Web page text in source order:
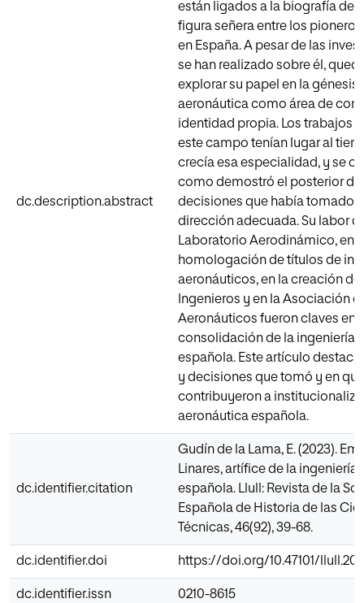
dc.description.abstract
están ligados a la biografía de
figura señera entre los
en España. A pesar de las
se han realizado sobre él,
explorar su papel en la génesis
aeronáutica como área de
identidad propia. Los trabajos
este campo tenían lugar al
crecía esa especialidad, y se
como demostró el posterior
decisiones que había
dirección adecuada. Su labor
Laboratorio Aerodinámico, en
homologación de títulos de
aeronáuticos, en la creación de
Ingenieros y en la Asociación
Aeronáuticos fueron claves en
consolidación de la ingeniería
española. Este artículo
y decisiones que tomó y en
contribuyeron a
aeronáutica española.
dc.identifier.citation
Gudín de la Lama, E. (2023).
Linares, artífice de la ingeniería
española. Llull: Revista de la
Española de Historia de las
Técnicas, 46(92), 39-68.
dc.identifier.doi https://doi.org/10.47101/
dc.identifier.issn 0210-8615